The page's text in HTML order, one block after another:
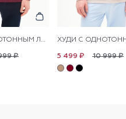
ХУДИ С ОДНОТОННЫМ ЛОГОТИПОМ
₽ 10 999 ₽
5 499 ₽